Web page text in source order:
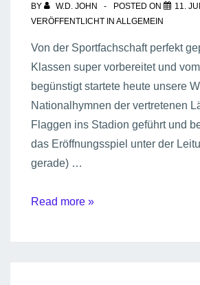
BY W.D. JOHN POSTED ON
11.
VERÖFFENTLICHT IN ALLGEMEIN
Von der Sportfachschaft perfekt
Klassen super vorbereitet und
begünstigt startete heute unsere
Nationalhymnen der vertretenen
Flaggen ins Stadion geführt und
das Eröffnungsspiel unter der
gerade) …
Die
Read more »